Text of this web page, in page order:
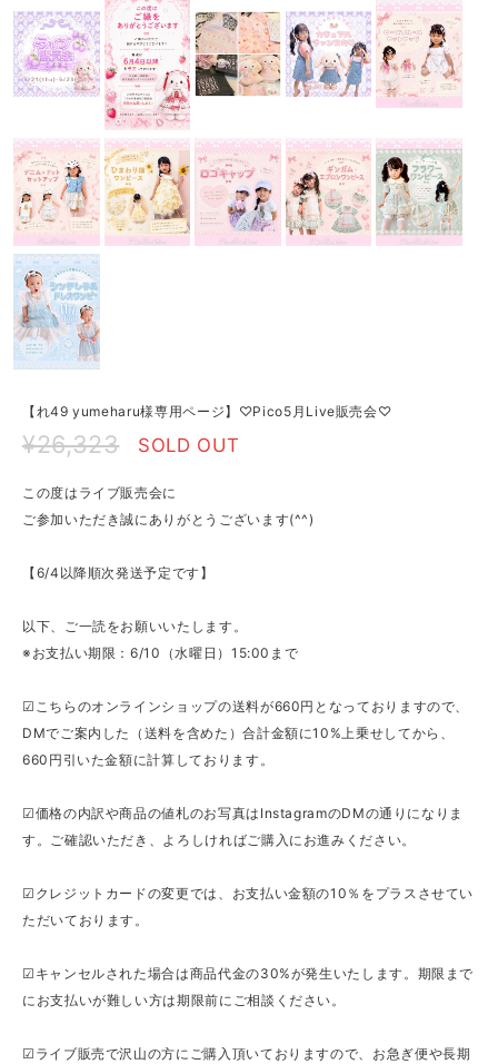
【れ49 yumeharu様専用ページ】♡Pico5月Live販売会♡
¥26,323 SOLD OUT
この度はライブ販売会に
ご参加いただき誠にありがとうございます(^^)
【6/4以降順次発送予定です】
以下、ご一読をお願いいたします。
※お支払い期限：6/10（水曜日）15:00まで
☑こちらのオンラインショップの送料が660円となっておりますので、
DMでご案内した（送料を含めた）合計金額に10%上乗せしてから、
660円引いた金額に計算しております。
☑価格の内訳や商品の値札のお写真はInstagramのDMの通りになりま
す。ご確認いただき、よろしければご購入にお進みください。
☑クレジットカードの変更では、お支払い金額の10％をプラスさせてい
ただいております。
☑キャンセルされた場合は商品代金の30%が発生いたします。期限まで
にお支払いが難しい方は期限前にご相談ください。
☑ライブ販売で沢山の方にご購入頂いておりますので、お急ぎ便や長期